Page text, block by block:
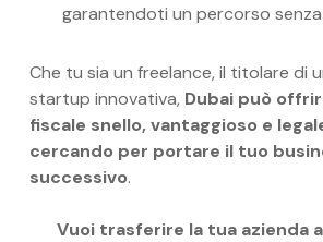
garantendoti un percorso
Che tu sia un freelance, il titolare di
startup innovativa, Dubai può
fiscale snello, vantaggioso e
cercando per portare il tuo
successivo.
Vuoi trasferire la tua azienda